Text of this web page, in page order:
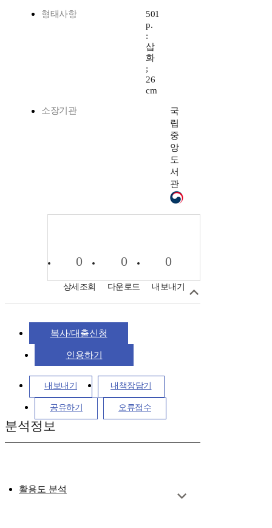
형태사항
501
p.
:
삽
화
;
26
cm
소장기관
국
립
중
앙
도
서
관
0
상세조회
0
다운로드
0
내보내기
복사/대출신청
인용하기
내보내기 내책장담기
공유하기 오류접수
분석정보
활용도 분석